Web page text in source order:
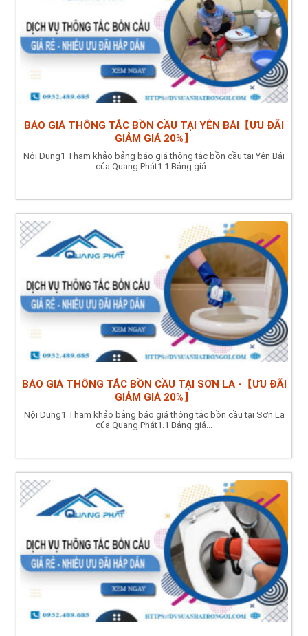
BÁO GIÁ THÔNG TẮC BỒN CẦU TẠI YÊN BÁI【ƯU ĐÃI
GIẢM GIÁ 20%】
Nội Dung1 Tham khảo bảng báo giá thông tắc bồn cầu tại Yên Bái
của Quang Phát1.1 Bảng giá...
BÁO GIÁ THÔNG TẮC BỒN CẦU TẠI SƠN LA -【ƯU ĐÃI
GIẢM GIÁ 20%】
Nội Dung1 Tham khảo bảng báo giá thông tắc bồn cầu tại Sơn La
của Quang Phát1.1 Bảng giá...